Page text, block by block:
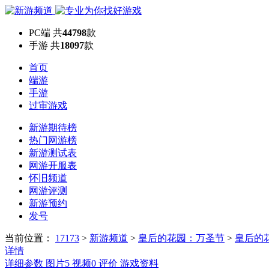
PC端 共44798款
手游 共18097款
首页
端游
手游
过审游戏
新游期待榜
热门网游榜
新游测试表
网游开服表
怀旧频道
网游评测
新游预约
发号
当前位置： 17173 > 新游频道 > 皇后的花园：万圣节 > 皇后的
详情
详细参数 图片5 视频0 评价 游戏资料